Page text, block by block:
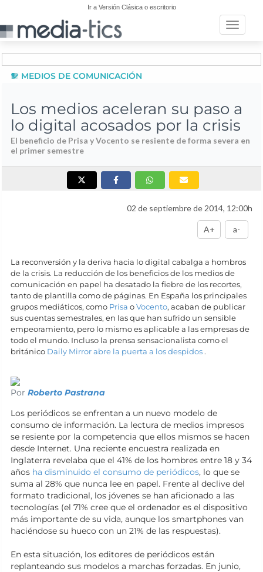
Ir a Versión Clásica o escritorio
Toggle
MEDIOS DE COMUNICACIÓN
Los medios aceleran su paso a
lo digital acosados por la crisis
El beneficio de Prisa y Vocento se resiente de forma severa en
el primer semestre
02 de septiembre de 2014, 12:00h
A+ a-
La reconversión y la deriva hacia lo digital cabalga a hombros
de la crisis. La reducción de los beneficios de los medios de
comunicación en papel ha desatado la fiebre de los recortes,
tanto de plantilla como de páginas. En España los principales
grupos mediáticos, como Prisa oVocento, acaban de publicar
sus cuentas semestrales, en las que han sufrido un sensible
empeoramiento, pero lo mismo es aplicable a las empresas de
todo el mundo. Incluso la prensa sensacionalista como el
británico Daily Mirror abre la puerta a los despidos .
Por Roberto Pastrana
Los periódicos se enfrentan a un nuevo modelo de
consumo de información. La lectura de medios impresos
se resiente por la competencia que ellos mismos se hacen
desde Internet. Una reciente encuestra realizada en
Inglaterra revelaba que el 41% de los hombres entre 18 y 34
años ha disminuido el consumo de periódicos, lo que se
suma al 28% que nunca lee en papel. Frente al declive del
formato tradicional, los jóvenes se han aficionado a las
tecnologías (el 71% cree que el ordenador es el dispositivo
más importante de su vida, aunque los smartphones van
haciéndose su hueco con un 21% de las respuestas).
En esta situación, los editores de periódicos están
replanteando sus modelos a marchas forzadas. En junio,